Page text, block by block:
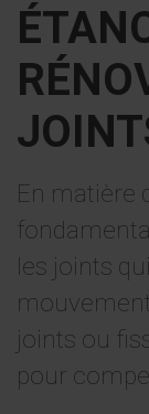
En matière
les joints
joints ou
pour